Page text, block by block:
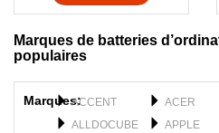
Marques de batteries
populaires
Marques:ACCENT ACER
ALLDOCUBE
APPLE